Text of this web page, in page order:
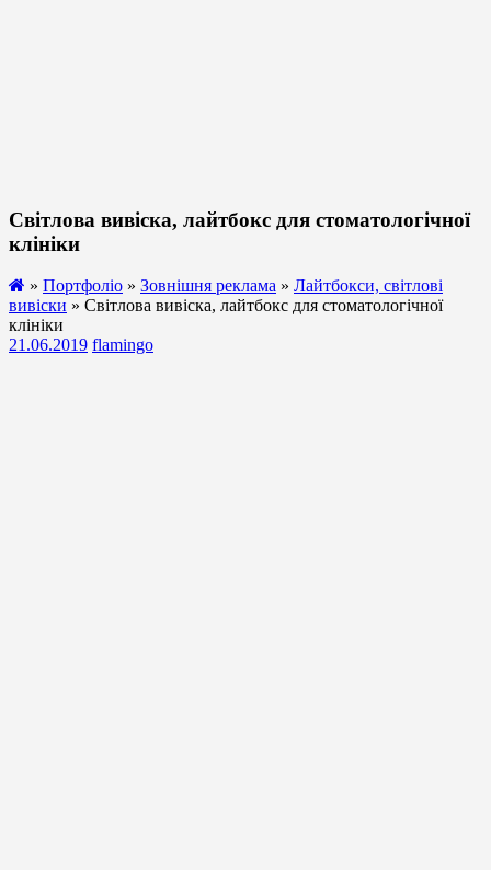
Світлова вивіска, лайтбокс для стоматологічної
клініки
» Портфоліо » Зовнішня реклама » Лайтбокси, світлові
вивіски » Світлова вивіска, лайтбокс для стоматологічної
клініки
21.06.2019 flamingo